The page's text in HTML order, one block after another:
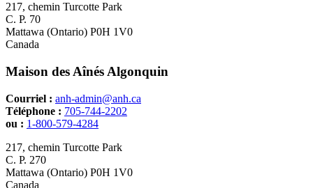
217, chemin Turcotte Park
C. P. 70
Mattawa (Ontario) P0H 1V0
Canada
Maison des Aînés Algonquin
Courriel : anh-admin@anh.ca
Téléphone : 705-744-2202
ou : 1-800-579-4284
217, chemin Turcotte Park
C. P. 270
Mattawa (Ontario) P0H 1V0
​Canada